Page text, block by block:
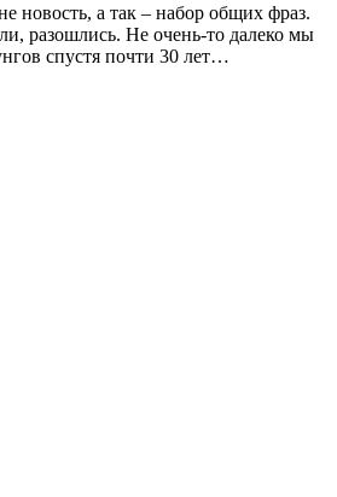
новость, а так – набор общих фраз.
разошлись. Не очень-то далеко мы
спустя почти 30 лет…